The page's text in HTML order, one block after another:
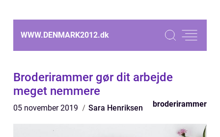
WWW.DENMARK2012.dk
Broderirammer gør dit arbejde
meget nemmere
05 november 2019 Sara Henriksen broderirammer